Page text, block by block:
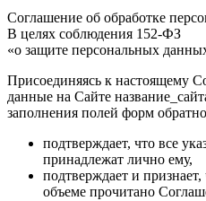
Соглашение об обработке
В целях соблюдения 152-ФЗ
«о защите персональных
Присоединяясь к настоящему
данные на Сайте
заполнения полей форм
подтверждает, что все
принадлежат лично ему,
подтверждает и
объеме прочитано